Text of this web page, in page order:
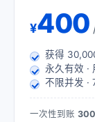
¥400
获得
永久有效 ·
不限并发 ·
一次性到账